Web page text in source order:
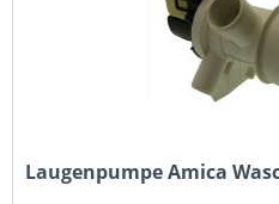
Laugenpumpe Amica